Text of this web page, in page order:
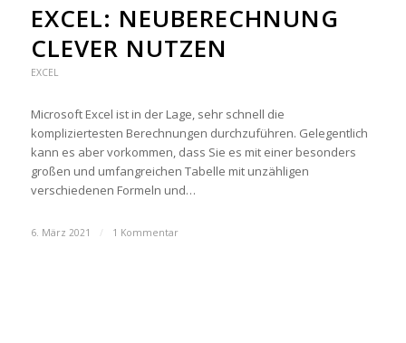
EXCEL: NEU­BE­RECH­NUNG
CLEVER NUTZEN
EXCEL
Microsoft Excel ist in der Lage, sehr schnell die
kompliziertesten Berechnungen durchzuführen. Gelegentlich
kann es aber vorkommen, dass Sie es mit einer besonders
großen und umfangreichen Tabelle mit unzähligen
verschiedenen Formeln und…
6. März 2021 / 1 Kommentar